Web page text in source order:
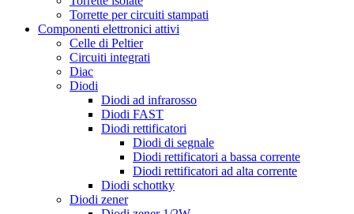
Torrette per circuiti stampati
Componenti elettronici attivi
Celle di Peltier
Circuiti integrati
Diac
Diodi
Diodi ad infrarosso
Diodi FAST
Diodi rettificatori
Diodi di segnale
Diodi rettificatori a bassa corrente
Diodi rettificatori ad alta corrente
Diodi schottky
Diodi zener